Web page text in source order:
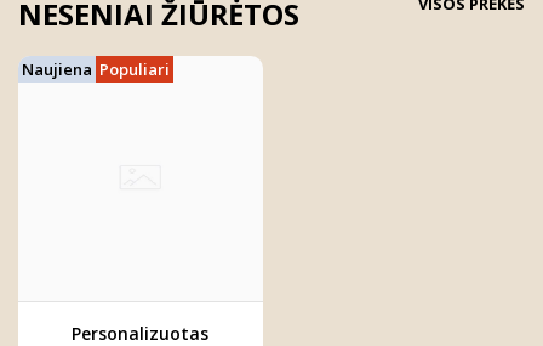
NESENIAI ŽIŪRĖTOS
Naujiena Populiari
Personalizuotas